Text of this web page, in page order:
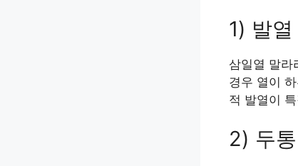
1) 발열
삼일열 말라
경우 열이
적 발열이
2) 두통